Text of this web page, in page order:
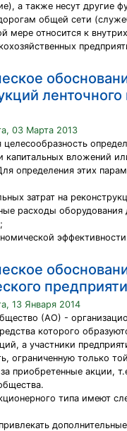
а также несут другие
общей сети
мере относится к
03 Марта 2013
капитальных вложений
определения этих
затрат на
расходы оборудования
13 Января 2014
(АО) -
которого
а участники
ограниченную только
приобретенные акции,
типа имеют